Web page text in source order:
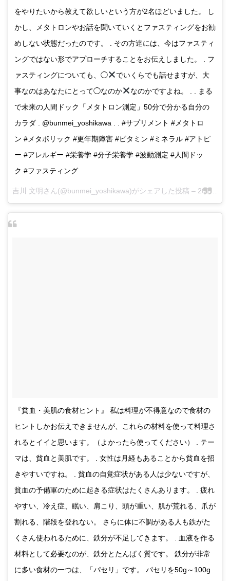
をやりたいから教えて欲しいという方が2名ほどいました。 し
かし、メタトロンやお話を聞いていくとファスティングをお勧
めしない状態だったのです。 . その方達には、今はファスティ
ングではない形でアプローチすることをお伝えしました。 . フ
ァスティングについても、◯
でいくらでも話せますが、大
事なのはあなたにとって◯なのか
なのかですよね。 . . まる
で未来の人間ドック「メタトロン測定」50分で分かる自分の
カラダ . @bunmei_yoshikawa . . #サプリメント #メタトロ
ン #メタボリック #更年期障害 #ビタミン #ミネラル #アトピ
ー #アレルギー #栄養学 #分子栄養学 #波動測定 #人間ドッ
ク #ファスティング
吉川 文明さん(@bunmei_yoshikawa)がシェアした投稿 – 2017 5月 28 3:29午後 PDT
『貧血・美肌の食材ヒント』 私は料理が不得意なので食材の
ヒントしかお伝えできませんが、これらの材料を使って料理さ
れるとイイと思います。（よかったら使ってください） . テー
マは、貧血と美肌です。 . 女性は月経もあることから貧血を招
きやすいですね。 . 貧血の自覚症状がある人は少ないですが、
貧血の予備軍のために起きる症状はたくさんあります。 . 疲れ
やすい、冷え症、眠い、肩こり、頭が重い、肌が荒れる、爪が
割れる、階段を登れない。 さらに体に不調がある人も鉄がた
くさん使われるために、鉄分が不足してきます。 . 血液を作る
材料として必要なのが、鉄分とたんぱく質です。 鉄分が非常
に多い食材の一つは、「パセリ」です。 パセリを50g～100g